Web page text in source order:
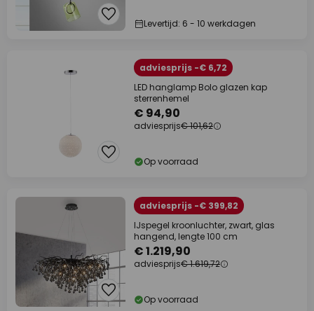
Levertijd: 6 - 10 werkdagen
adviesprijs -€ 6,72
LED hanglamp Bolo glazen kap
sterrenhemel
€ 94,90
adviesprijs€ 101,62
Op voorraad
adviesprijs -€ 399,82
IJspegel kroonluchter, zwart, glas
hangend, lengte 100 cm
€ 1.219,90
adviesprijs€ 1.619,72
Op voorraad